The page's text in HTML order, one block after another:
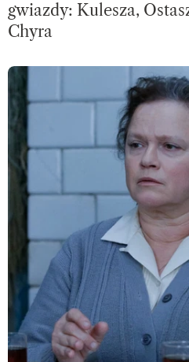
gwiazdy: Kulesza,
Chyra